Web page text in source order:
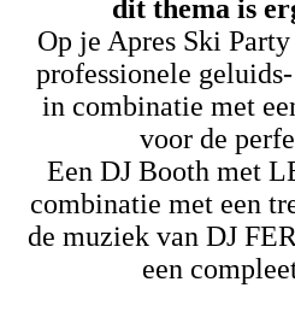
dit thema is
Op je Apres Ski
professionele
in combinatie met
voor de
Een DJ Booth met
combinatie met een
de muziek van DJ
een